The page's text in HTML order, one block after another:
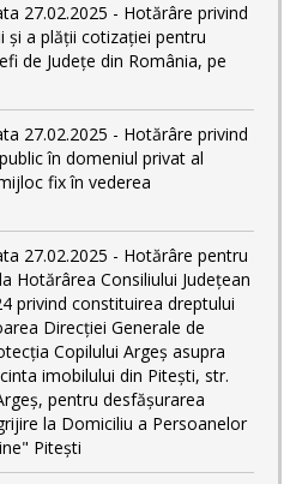
27.02.2025 - Hotărâre privind
și a plății cotizației pentru
de Județe din România, pe
27.02.2025 - Hotărâre privind
în domeniul privat al
fix în vederea
27.02.2025 - Hotărâre pentru
Hotărârea Consiliului Județean
privind constituirea dreptului
Direcției Generale de
Copilului Argeș asupra
imobilului din Pitești, str.
pentru desfășurarea
la Domiciliu a Persoanelor
Pitești